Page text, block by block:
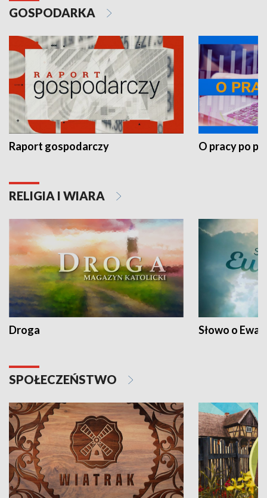
GOSPODARKA
Raport gospodarczy O pracy po
RELIGIA I WIARA
Droga Słowo o
SPOŁECZEŃSTWO